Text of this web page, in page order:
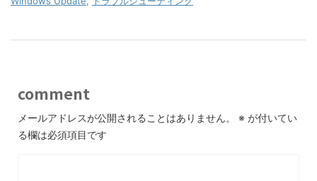
comment
メールアドレスが公開されることはありません。 ※ が付いてい
る欄は必須項目です